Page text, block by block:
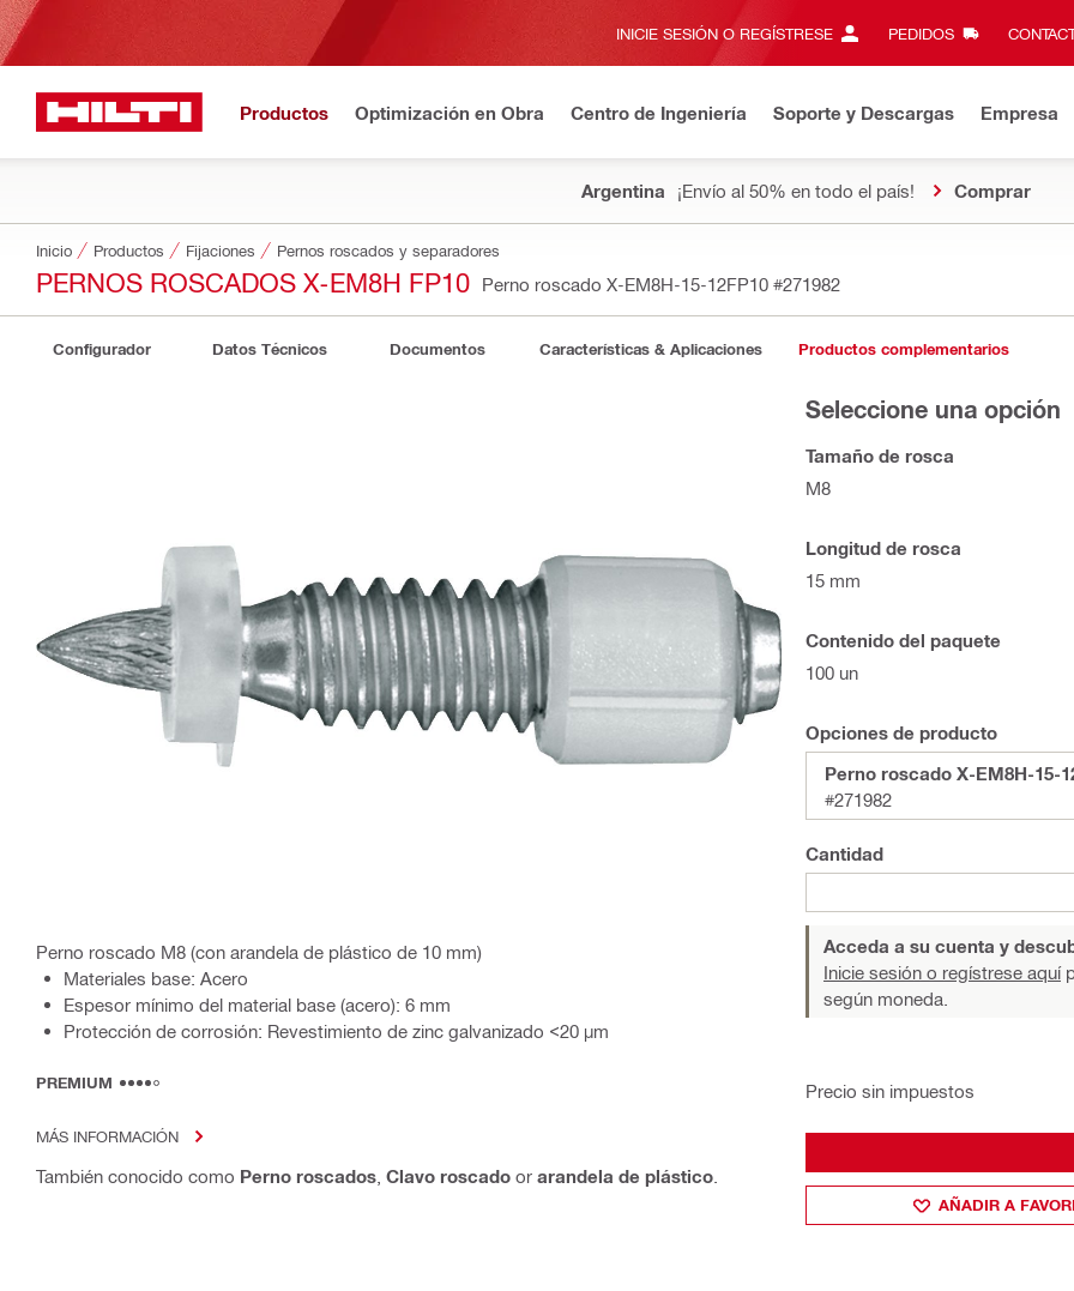
INICIE SESIÓN O REGÍSTRESE PEDIDOS
Productos Optimización en Obra Centro de Ingeniería Soporte y Descargas Empresa
Argentina ¡Envío al 50% en todo el país! Comprar
Inicio Productos Fijaciones Pernos roscados y separadores
PERNOS ROSCADOS X-EM8H FP10 Perno roscado X-EM8H-15-12FP10 #271982
Configurador Datos Técnicos Documentos Características & Aplicaciones Productos complementarios
Perno roscado M8 (con arandela de plástico de 10 mm)
Materiales base: Acero
Espesor mínimo del material base (acero): 6 mm
Protección de corrosión: Revestimiento de zinc galvanizado <20 µm
PREMIUM
MÁS INFORMACIÓN
También conocido como Perno roscados Clavo roscado or arandela de plástico
Seleccione una opción
Tamaño de rosca
M8
Longitud de rosca
15 mm
Contenido del paquete
100 un
Opciones de producto
Perno roscado X-EM8H-15-
#271982
Cantidad
Acceda a su cuenta y
Inicie sesión o regístrese aquí
según moneda.
Precio sin impuestos
AÑADIR A